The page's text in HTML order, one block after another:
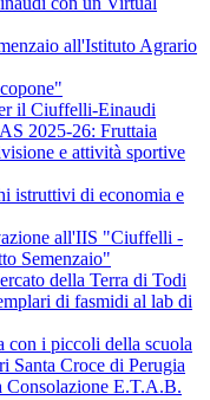
all'Istituto Agrario
il Ciuffelli-Einaudi
2025-26: Fruttaia
e attività sportive
istruttivi di economia e
all'IIS "Ciuffelli -
Semenzaio"
della Terra di Todi
di fasmidi al lab di
con i piccoli della scuola
Santa Croce di Perugia
Consolazione E.T.A.B.